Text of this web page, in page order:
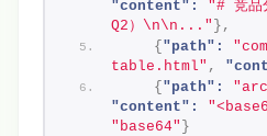
"content":
"# 竞品
Q2）\n\n..." } ,
{ "path":
table.html" ,
{ "path":
"content":
"base64" }